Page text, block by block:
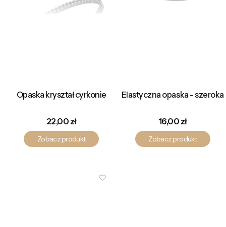
Opaska kryształ cyrkonie
Cena
22,00 zł
Zobacz produkt
Elastyczna opaska - szeroka
Cena
16,00 zł
Zobacz produkt